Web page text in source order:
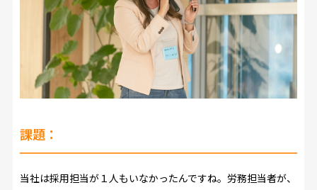
課題：
当社は採用担当が１人もいなかったんですね。労務担当者が、